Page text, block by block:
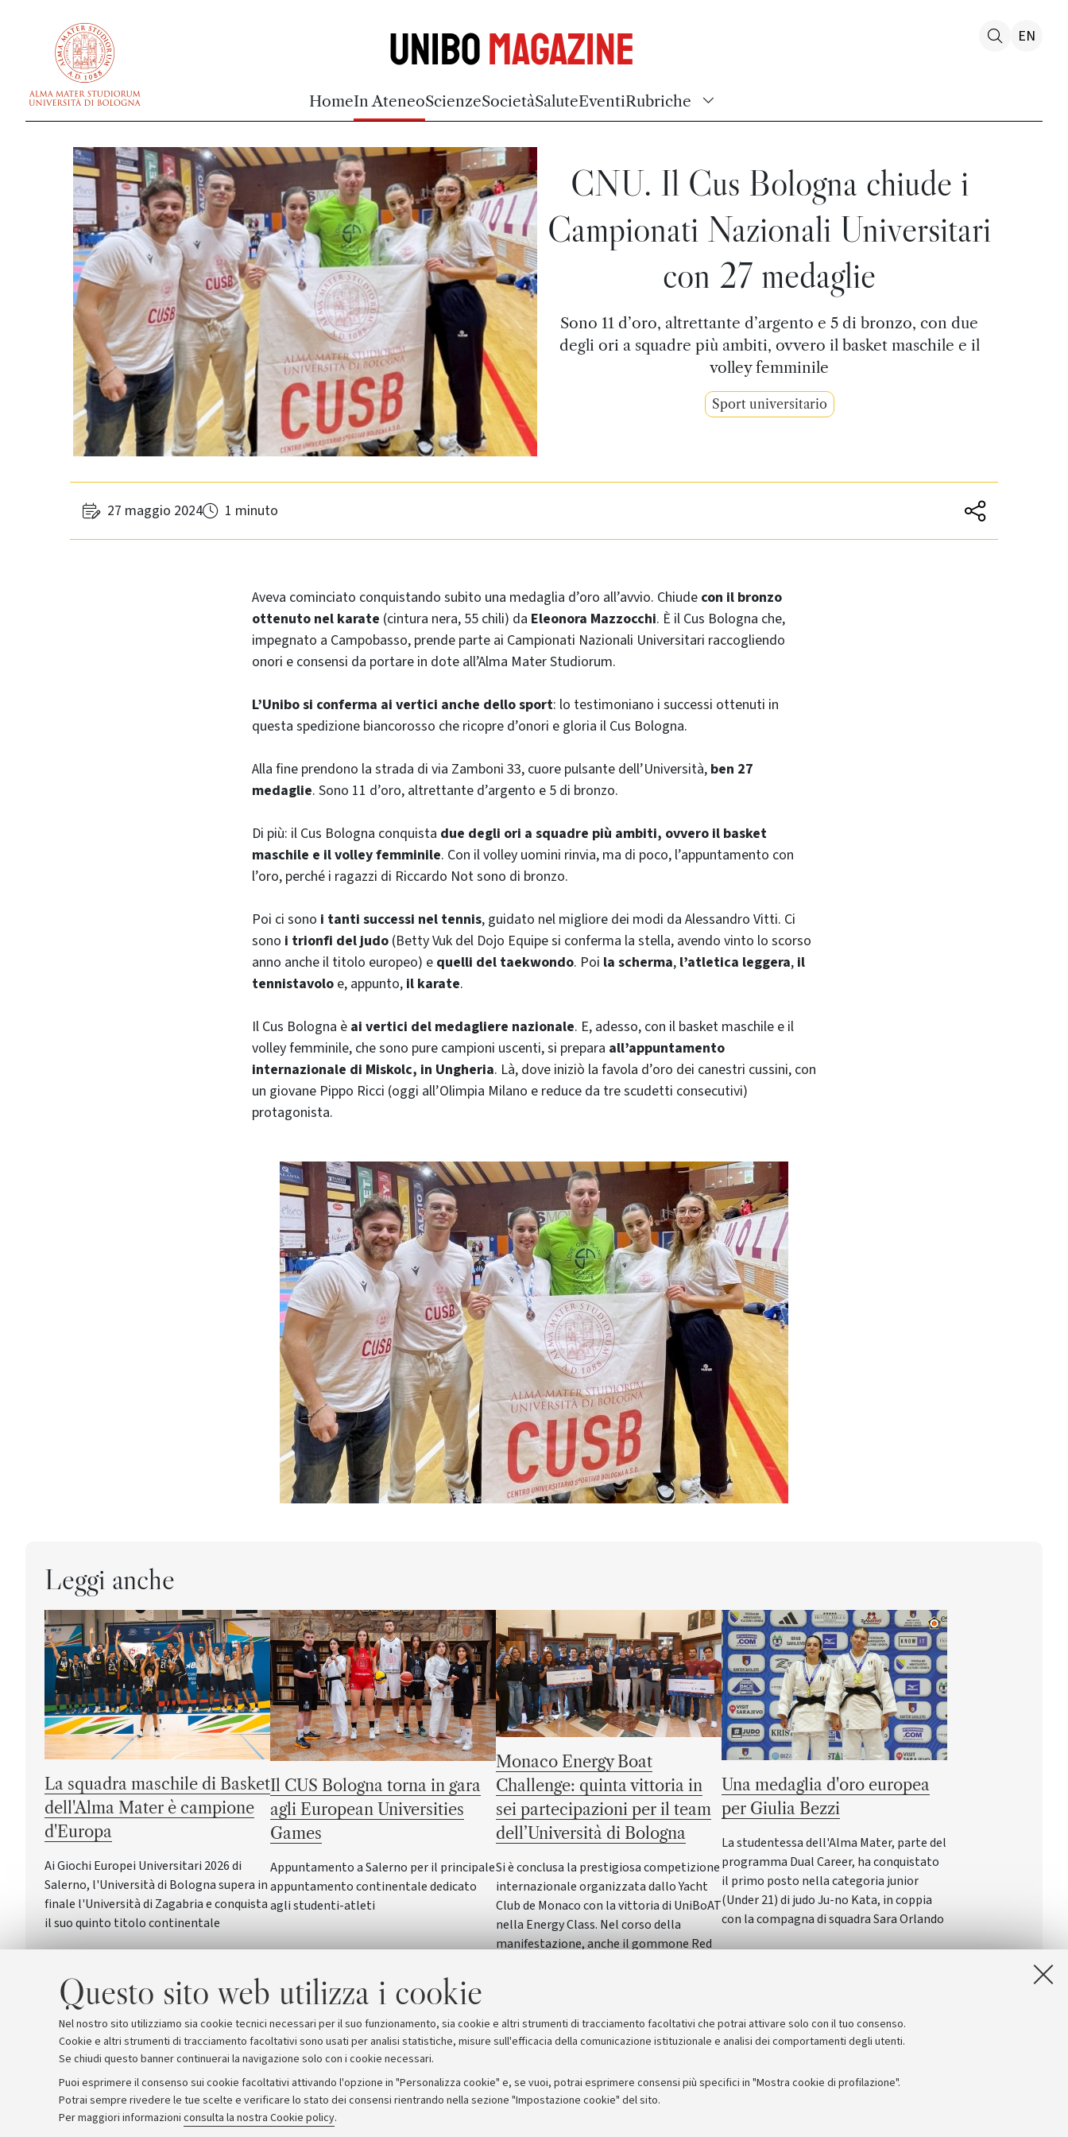
Questo sito web utilizza i cookie
Nel nostro sito utilizziamo sia cookie tecnici necessari per il suo funzionamento, sia cookie e altri strumenti di tracciamento facoltativi che potrai attivare solo con il tuo consenso.
Cookie e altri strumenti di tracciamento facoltativi sono usati per analisi statistiche, misure sull'efficacia della comunicazione istituzionale e analisi dei comportamenti degli utenti.
Se chiudi questo banner continuerai la navigazione solo con i cookie necessari.
Puoi esprimere il consenso sui cookie facoltativi attivando l'opzione in "Personalizza cookie" e, se vuoi, potrai esprimere consensi più specifici in "Mostra cookie di profilazione".
Potrai sempre rivedere le tue scelte e verificare lo stato dei consensi rientrando nella sezione "Impostazione cookie" del sito.
Per maggiori informazioni consulta la nostra Cookie policy.
UniboMagazine
HomeIn AteneoScienzeSocietàSaluteEventiRubriche
EN
CNU. Il Cus Bologna chiude i
Campionati Nazionali Universitari
con 27 medaglie
Sono 11 d’oro, altrettante d’argento e 5 di bronzo, con due
degli ori a squadre più ambiti, ovvero il basket maschile e il
volley femminile
Sport universitario
27 maggio 2024 1 minuto
Aveva cominciato conquistando subito una medaglia d’oro all’avvio. Chiude con il bronzo
ottenuto nel karate (cintura nera, 55 chili) da Eleonora Mazzocchi. È il Cus Bologna che,
impegnato a Campobasso, prende parte ai Campionati Nazionali Universitari raccogliendo
onori e consensi da portare in dote all’Alma Mater Studiorum.
L’Unibo si conferma ai vertici anche dello sport: lo testimoniano i successi ottenuti in
questa spedizione biancorosso che ricopre d’onori e gloria il Cus Bologna.
Alla fine prendono la strada di via Zamboni 33, cuore pulsante dell’Università, ben 27
medaglie. Sono 11 d’oro, altrettante d’argento e 5 di bronzo.
Di più: il Cus Bologna conquista due degli ori a squadre più ambiti, ovvero il basket
maschile e il volley femminile. Con il volley uomini rinvia, ma di poco, l’appuntamento con
l’oro, perché i ragazzi di Riccardo Not sono di bronzo.
Poi ci sono i tanti successi nel tennis, guidato nel migliore dei modi da Alessandro Vitti. Ci
sono i trionfi del judo (Betty Vuk del Dojo Equipe si conferma la stella, avendo vinto lo scorso
anno anche il titolo europeo) e quelli del taekwondo. Poi la scherma, l’atletica leggera, il
tennistavolo e, appunto, il karate.
Il Cus Bologna è ai vertici del medagliere nazionale. E, adesso, con il basket maschile e il
volley femminile, che sono pure campioni uscenti, si prepara all’appuntamento
internazionale di Miskolc, in Ungheria. Là, dove iniziò la favola d’oro dei canestri cussini, con
un giovane Pippo Ricci (oggi all’Olimpia Milano e reduce da tre scudetti consecutivi)
protagonista.
Leggi anche
La squadra maschile di Basket
dell'Alma Mater è campione
d'Europa
Ai Giochi Europei Universitari 2026 di
Salerno, l'Università di Bologna supera in
finale l'Università di Zagabria e conquista
il suo quinto titolo continentale
Il CUS Bologna torna in gara
agli European Universities
Games
Appuntamento a Salerno per il principale
appuntamento continentale dedicato
agli studenti-atleti
Monaco Energy Boat
Challenge: quinta vittoria in
sei partecipazioni per il team
dell’Università di Bologna
Si è conclusa la prestigiosa competizione
internazionale organizzata dallo Yacht
Club de Monaco con la vittoria di UniBoAT
nella Energy Class. Nel corso della
manifestazione, anche il gommone Red
Rettorato
Una medaglia d'oro europea
per Giulia Bezzi
La studentessa dell'Alma Mater, parte del
programma Dual Career, ha conquistato
il primo posto nella categoria junior
(Under 21) di judo Ju-no Kata, in coppia
con la compagna di squadra Sara Orlando
Archivio Comunicati stampa Redazione Rassegna stampa